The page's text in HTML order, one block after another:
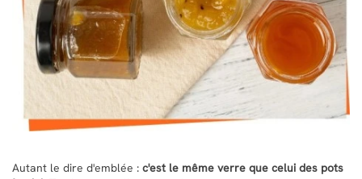
Autant le dire d'emblée : c'est le même verre que celui des pots